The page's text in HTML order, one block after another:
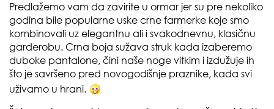
Predlažemo vam da zavirite u ormar jer su pre nekoliko
godina bile popularne uske crne farmerke koje smo
kombinovali uz elegantnu ali i svakodnevnu, klasičnu
garderobu. Crna boja sužava struk kada izaberemo
duboke pantalone, čini naše noge vitkim i izdužuje ih
što je savršeno pred novogodišnje praznike, kada svi
uživamo u hrani.